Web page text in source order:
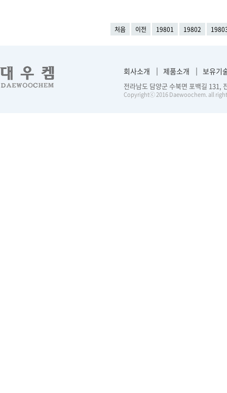
처음 이전 19801 19802
회사소개 제품소개 보유기
전라남도 담양군 수북면 포백길
Copyrightⓒ 2016 Daewoochem. all